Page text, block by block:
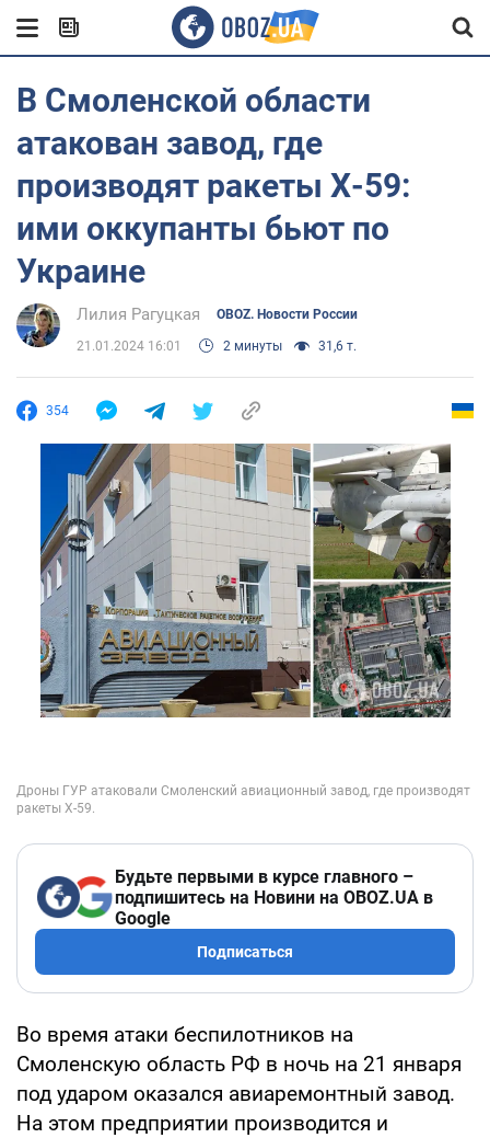
В Смоленской области
атакован завод, где
производят ракеты Х-59:
ими оккупанты бьют по
Украине
Лилия Рагуцкая OBOZ. Новости России
21.01.2024 16:01 2 минуты 31,6 т.
354
Будьте первыми в курсе главного –
подпишитесь на Новини на OBOZ.UA в
Google
Подписаться
Во время атаки беспилотников на
Смоленскую область РФ в ночь на 21 января
под ударом оказался авиаремонтный завод.
На этом предприятии производится и